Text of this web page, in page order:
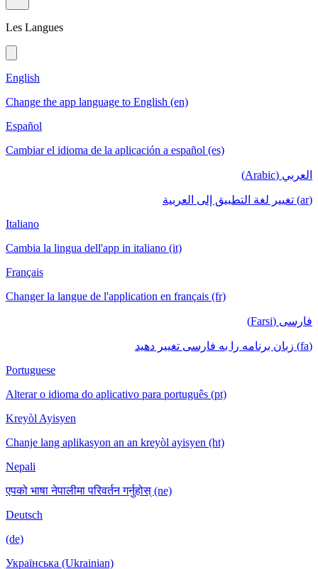
Les Langues
English
Change the app language to English (en)
Español
Cambiar el idioma de la aplicación a español (es)
العربي (Arabic)
(ar) تغيير لغة التطبيق إلى العربية
Italiano
Cambia la lingua dell'app in italiano (it)
Français
Changer la langue de l'application en français (fr)
فارسی (Farsi)
(fa) زبان برنامه را به فارسی تغییر دهید
Portuguese
Alterar o idioma do aplicativo para português (pt)
Kreyòl Ayisyen
Chanje lang aplikasyon an an kreyòl ayisyen (ht)
Nepali
एपको भाषा नेपालीमा परिवर्तन गर्नुहोस् (ne)
Deutsch
(de)
Українська (Ukrainian)